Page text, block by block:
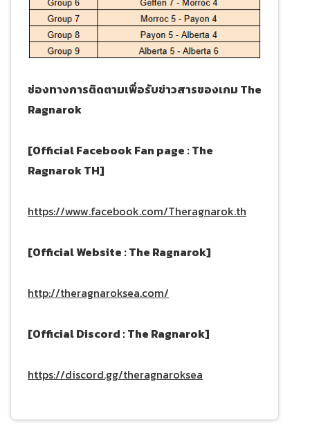
ช่องทางการติดตามเพื่อรับข่าวสารของเกม The
Ragnarok
[Official Facebook Fan page : The
Ragnarok TH]
https://www.facebook.com/Theragnarok.th
[Official Website : The Ragnarok]
http://theragnaroksea.com/
[Official Discord : The Ragnarok]
https://discord.gg/theragnaroksea